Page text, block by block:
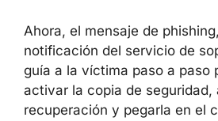
Ahora, el mensaje de
notificación del servicio de
guía a la víctima paso a paso
activar la copia de seguridad,
recuperación y pegarla en el